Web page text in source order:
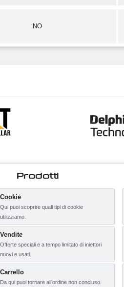
NO
Prodotti
Cookie
Qui puoi scoprire quali tipi di cookie
utilizziamo.
Vendite
Offerte speciali e a tempo limitato di iniettori
nuovi e usati.
Carrello
Da qui puoi tornare all’ordine non concluso.